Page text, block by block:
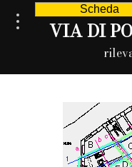
Scheda
VIA DI